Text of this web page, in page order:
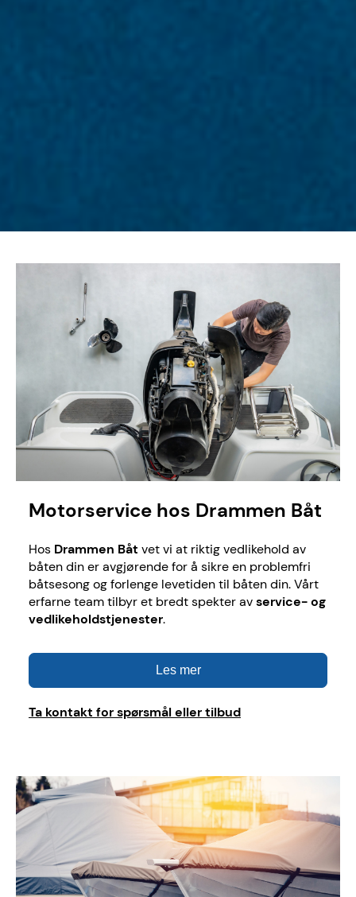
Motorservice hos Drammen Båt
Hos Drammen Båt vet vi at riktig vedlikehold av
båten din er avgjørende for å sikre en problemfri
båtsesong og forlenge levetiden til båten din. Vårt
erfarne team tilbyr et bredt spekter avservice- og
vedlikeholdstjenester.
Les mer
Ta kontakt for spørsmål eller tilbud